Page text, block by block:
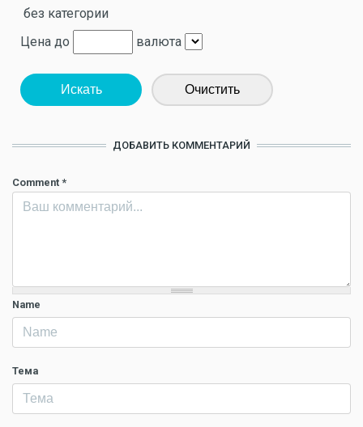
без категории
Цена до
валюта
Искать Очистить
ДОБАВИТЬ КОММЕНТАРИЙ
Comment *
Name
Тема